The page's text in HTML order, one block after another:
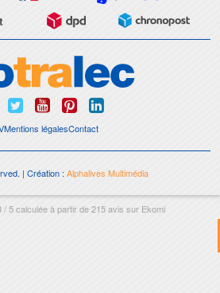
Mentions légalesContact
| Création :Alphalives Multimédia
/5calculée à partir de215avis sur Ekomi